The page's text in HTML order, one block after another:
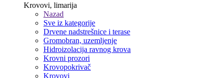
Krovovi, limarija
Nazad
Sve iz kategorije
Drvene nadstrešnice i terase
Gromobran, uzemljenje
Hidroizolacija ravnog krova
Krovni prozori
Krovopokrivač
Krovovi